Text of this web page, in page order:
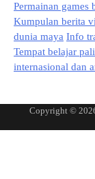
Permainan
Kumpulan berita
dunia maya Info
Tempat belajar
internasional dan
Copyright ©